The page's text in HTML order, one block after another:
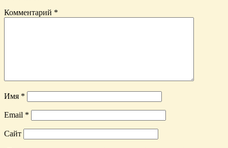
Комментарий *
Имя *
Email *
Сайт